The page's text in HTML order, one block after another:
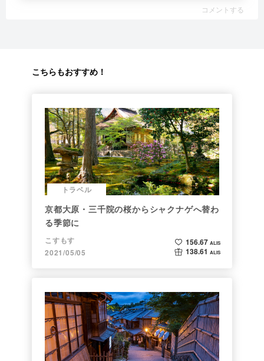
コメントする
こちらもおすすめ！
トラベル
京都大原・三千院の桜からシャクナゲへ替わ
る季節に
こすもす
2021/05/05
156.67 ALIS
138.61 ALIS